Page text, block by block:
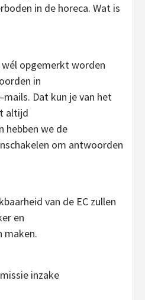
in de horeca. Wat is
opgemerkt worden
in
Dat kun je van het
altijd
hebben we de
om antwoorden
van de EC zullen
en
maken.